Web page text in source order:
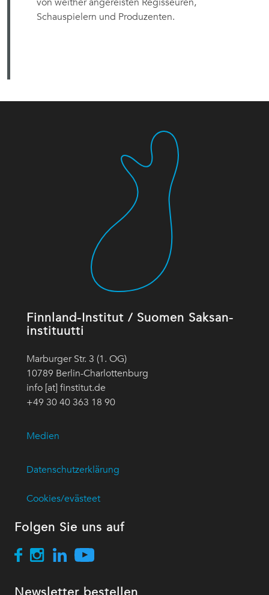
Schauspielern und Produzenten.
Finnland-Institut / Suomen Saksan-
instituutti
Marburger Str. 3 (1. OG)
10789 Berlin-Charlottenburg
info [at] finstitut.de
+49 30 40 363 18 90
Medien
Datenschutzerklärung
Cookies/evästeet
Folgen Sie uns auf
Newsletter bestellen